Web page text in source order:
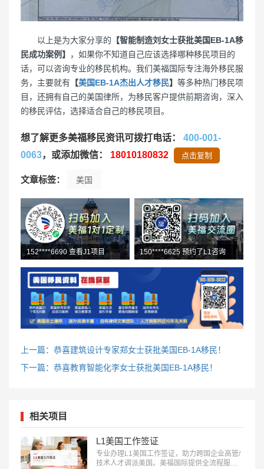
以上是为大家分享的 【智能制造刘女士获批美国EB-1A移
民成功案例】
，如果你不知道自己应该选择哪种移民项目的
话，可以咨询专业的移民机构。我们美福国际专注海外移民服
务，主要就有 【美国EB-1A杰出人才移民】 等多种热门移民项
目，还拥有自己的美国律所，为移民客户提供前期咨询，深入
的移民评估，选择适合自己的移民项目。
想了解更多美福移民资讯可拨打电话： 400-001-
0063，或添加微信： 18010180832 点击复制
文章标签： 美国
152****6690 查看J1项目 139****5018 L1初审通过
上一篇：恭喜建筑设计专家郑女士获批美国EB-1A移民！
下一篇：恭喜教育智能化李女士获批美国EB-1A移民！
相关项目
L1美国工作签证
专业办理L1美国工作签证，助力跨国企业高管/
技术人才调派美国。美福国际提供全流程服